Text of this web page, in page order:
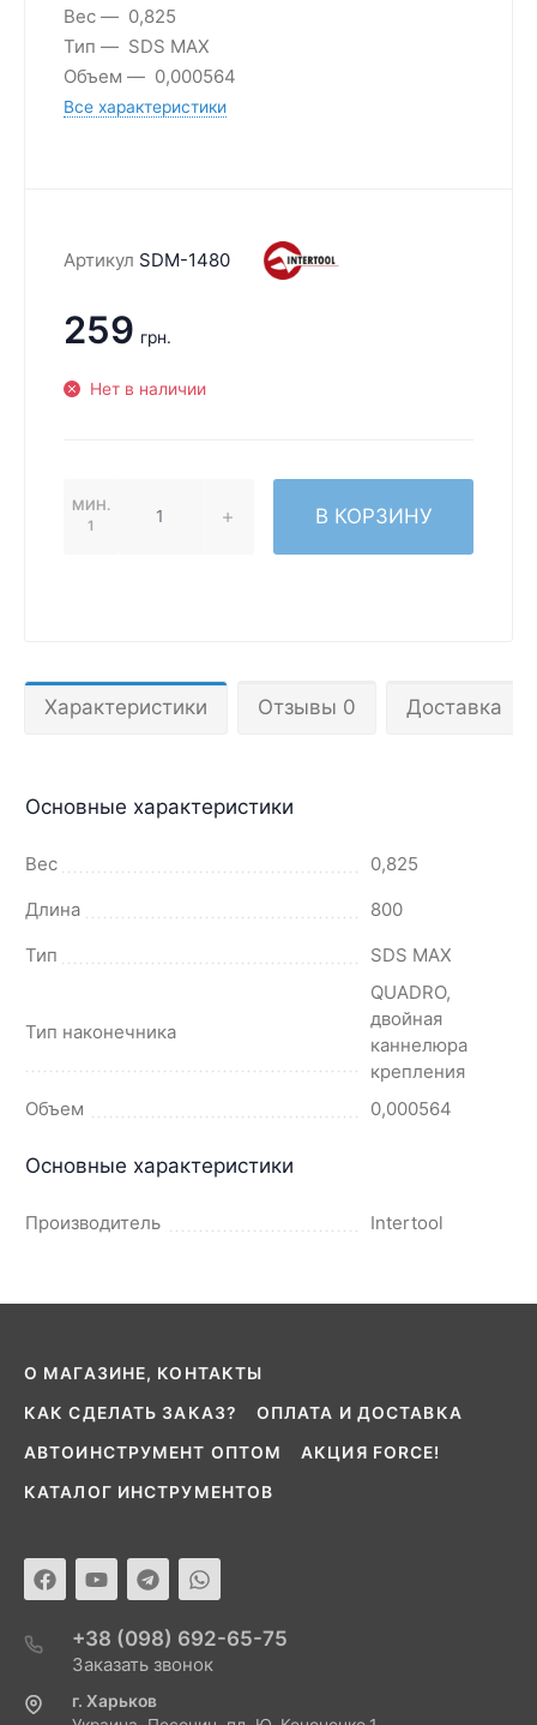
Вес
0,825
Тип
SDS MAX
Объем
0,000564
Все характеристики
Артикул SDM-1480
259 грн.
Нет в наличии
МИН.
1
В КОРЗИНУ
Характеристики Отзывы 0 Доставка
Основные характеристики
Вес
0,825
Длина
800
Тип
SDS MAX
Тип наконечника
QUADRO,
двойная
каннелюра
крепления
Объем
0,000564
Основные характеристики
Производитель Intertool
О МАГАЗИНЕ, КОНТАКТЫ
КАК СДЕЛАТЬ ЗАКАЗ? ОПЛАТА И ДОСТАВКА
АВТОИНСТРУМЕНТ ОПТОМ АКЦИЯ FORCE!
КАТАЛОГ ИНСТРУМЕНТОВ
+38 (098) 692-65-75
Заказать звонок
г. Харьков